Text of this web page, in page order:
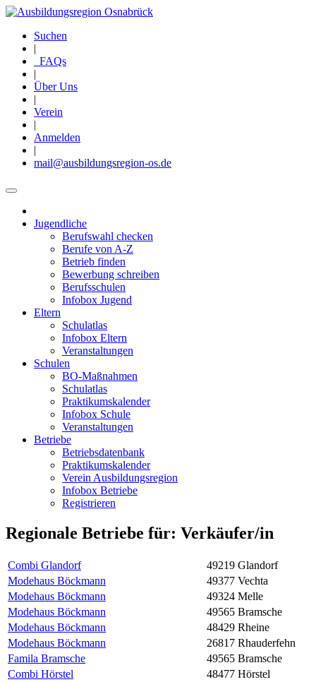
Direkt
Inhalt
Suchen
|
FAQs
|
Über Uns
|
Verein
|
Anmelden
|
mail@ausbildungsregion-os.de
Main
navigation
Jugendliche
Berufswahl checken
Berufe von A-Z
Betrieb finden
Bewerbung schreiben
Berufsschulen
Infobox Jugend
Eltern
Schulatlas
Infobox Eltern
Veranstaltungen
Schulen
BO-Maßnahmen
Schulatlas
Praktikumskalender
Infobox Schule
Veranstaltungen
Betriebe
Betriebsdatenbank
Praktikumskalender
Verein Ausbildungsregion
Infobox Betriebe
Registrieren
Regionale Betriebe für: Verkäufer/in
Combi Glandorf
49219 Glandorf
Modehaus Böckmann
49377 Vechta
Modehaus Böckmann
49324 Melle
Modehaus Böckmann
49565 Bramsche
Modehaus Böckmann
48429 Rheine
Modehaus Böckmann
26817 Rhauderfehn
Famila Bramsche
49565 Bramsche
Combi Hörstel
48477 Hörstel